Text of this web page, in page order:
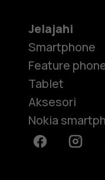
Jelajahi
Smartphone
Feature
Tablet
Aksesori
Nokia
Facebook